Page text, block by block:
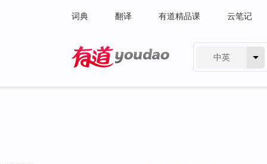
词典 翻译 有道精品课 云笔记
中英